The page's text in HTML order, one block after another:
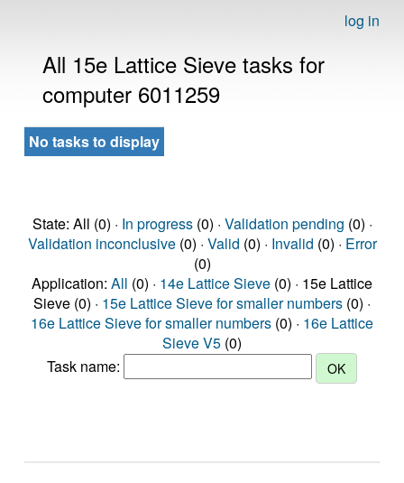
log in
All 15e Lattice Sieve tasks for
computer 6011259
No tasks to display
State: All (0) · In progress(0) · Validation pending (0) ·
Validation inconclusive(0) · Valid (0) · Invalid (0) · Error
(0)
Application: All (0) · 14e Lattice Sieve (0) · 15e Lattice
Sieve (0) · 15e Lattice Sieve for smaller numbers (0) ·
16e Lattice Sieve for smaller numbers (0) · 16e Lattice
Sieve V5 (0)
Task name: